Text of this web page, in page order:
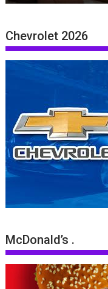
Chevrolet 2026
McDonald’s .